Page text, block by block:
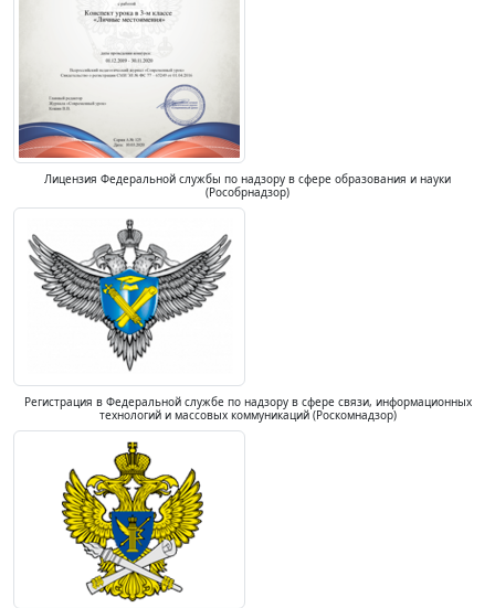
Лицензия Федеральной службы по надзору в сфере образования и науки
(Рособрнадзор)
Регистрация в Федеральной службе по надзору в сфере связи, информационных
технологий и массовых коммуникаций (Роскомнадзор)